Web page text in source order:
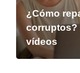
¿Cómo
corruptos?
vídeos